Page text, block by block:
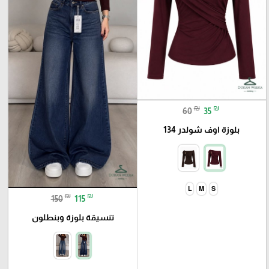
60 ₪ 35 ₪
بلوزة اوف شولدر 134
S
M
L
150 ₪ 115 ₪
تنسيقة بلوزة وبنطلون